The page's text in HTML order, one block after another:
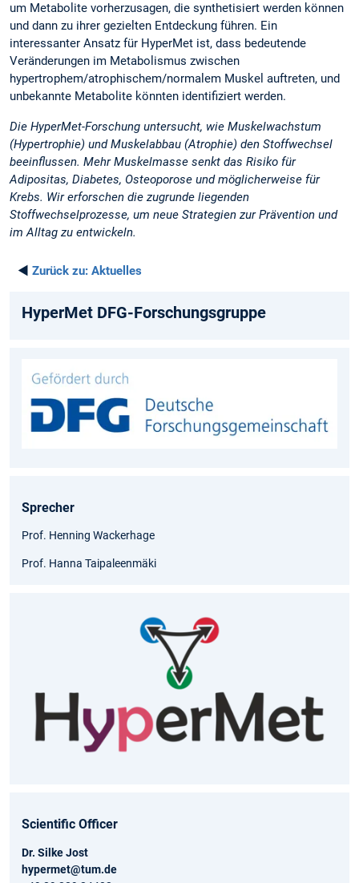
um Metabolite vorherzusagen, die synthetisiert werden können
und dann zu ihrer gezielten Entdeckung führen. Ein
interessanter Ansatz für HyperMet ist, dass bedeutende
Veränderungen im Metabolismus zwischen
hypertrophem/atrophischem/normalem Muskel auftreten, und
unbekannte Metabolite könnten identifiziert werden.
Die HyperMet-Forschung untersucht, wie Muskelwachstum
(Hypertrophie) und Muskelabbau (Atrophie) den Stoffwechsel
beeinflussen. Mehr Muskelmasse senkt das Risiko für
Adipositas, Diabetes, Osteoporose und möglicherweise für
Krebs. Wir erforschen die zugrunde liegenden
Stoffwechselprozesse, um neue Strategien zur Prävention und
im Alltag zu entwickeln.
◄ Zurück zu: Aktuelles
HyperMet DFG-Forschungsgruppe
Sprecher
Prof. Henning Wackerhage
Prof. Hanna Taipaleenmäki
Scientific Officer
Dr. Silke Jost
hypermet@tum.de